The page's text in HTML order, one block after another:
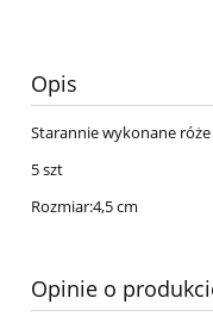
Opis
Starannie wykonane
5 szt
Rozmiar:4,5 cm
Opinie o